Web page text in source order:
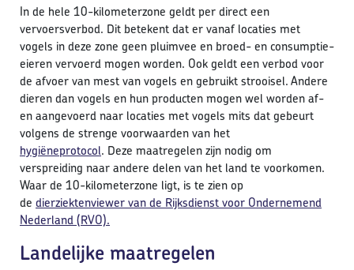
In de hele 10-kilometerzone geldt per direct een
vervoersverbod. Dit betekent dat er vanaf locaties met
vogels in deze zone geen pluimvee en broed- en consumptie-
eieren vervoerd mogen worden. Ook geldt een verbod voor
de afvoer van mest van vogels en gebruikt strooisel. Andere
dieren dan vogels en hun producten mogen wel worden af-
en aangevoerd naar locaties met vogels mits dat gebeurt
volgens de strenge voorwaarden van het
hygiëneprotocol. Deze maatregelen zijn nodig om
verspreiding naar andere delen van het land te voorkomen.
Waar de 10-kilometerzone ligt, is te zien op
de dierziektenviewer van de Rijksdienst voor Ondernemend
Nederland (RVO).
Landelijke maatregelen